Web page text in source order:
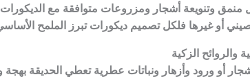
وتنويعة أشجار ومزروعات متوافقة مع
أو غيرها فلكل تصميم ديكورات تبرز الملمح
والروائح الزكية
أو ورود وأزهار ونباتات عطرية تعطي الحديقة بهجة